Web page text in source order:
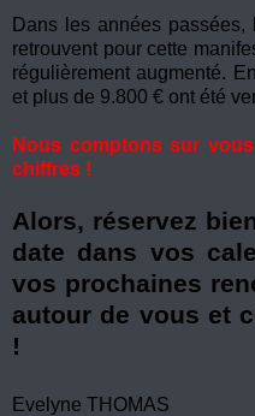
Dans les années
retrouvent pour cette
régulièrement augmenté.
et plus de 9.800 € ont été
Nous comptons sur
chiffres !
Alors, réservez
date dans vos
vos prochaines
autour de vous et
!
Evelyne THOMAS